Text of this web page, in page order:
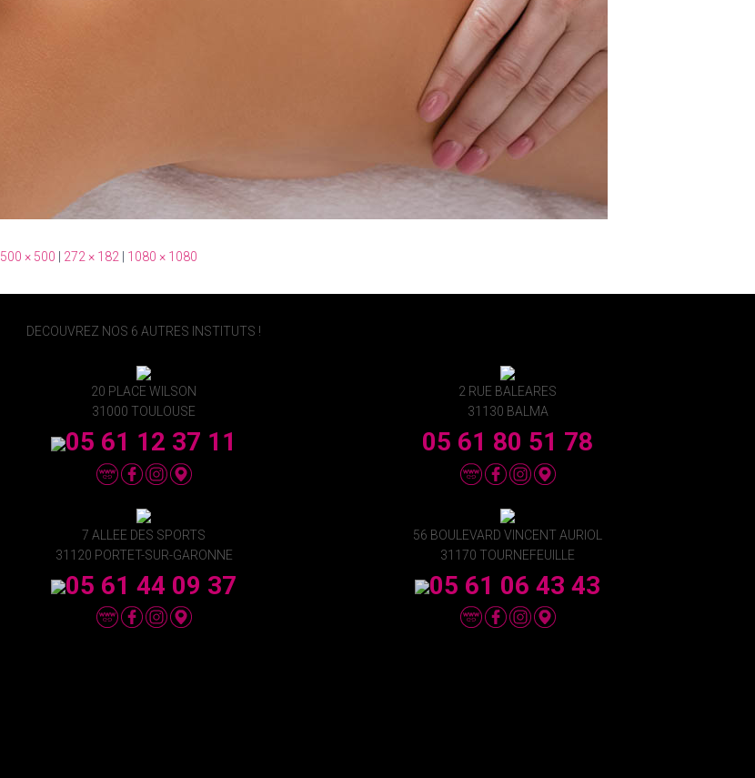
500 × 500 272 × 182 1080 × 1080
DECOUVREZ NOS 6 AUTRES INSTITUTS !
20 PLACE WILSON
31000 TOULOUSE
05 61 12 37 11
7 ALLEE DES SPORTS
31120 PORTET-SUR-GARONNE
05 61 44 09 37
2 RUE BALEARES
31130 BALMA
05 61 80 51 78
56 BOULEVARD VINCENT AURIOL
31170 TOURNEFEUILLE
05 61 06 43 43